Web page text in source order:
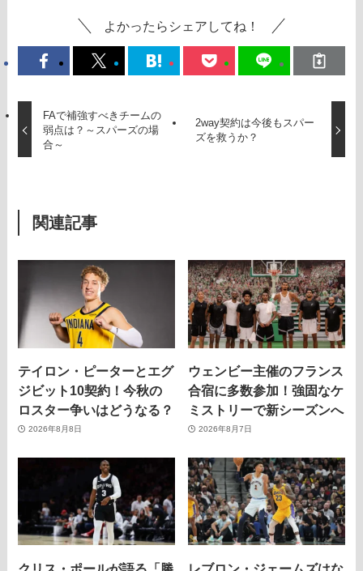
よかったらシェアしてね！
FAで補強すべきチームの
弱点は？～スパーズの場
合～
2way契約は今後もスパー
ズを救うか？
関連記事
テイロン・ピーターとエグ
ジビット10契約！今秋の
ロスター争いはどうなる？
2026年8月8日
ウェンビー主催のフランス
合宿に多数参加！強固なケ
ミストリーで新シーズンへ
2026年8月7日